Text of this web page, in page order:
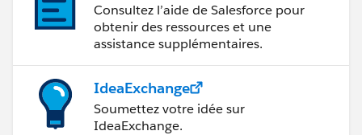
Consultez l’aide de Salesforce pour
obtenir des ressources et une
assistance supplémentaires.
IdeaExchange
Soumettez votre idée sur
IdeaExchange.